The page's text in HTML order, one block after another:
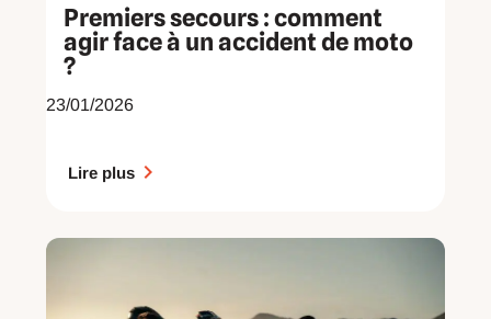
Premiers secours : comment
agir face à un accident de moto
?
23/01/2026
Lire plus